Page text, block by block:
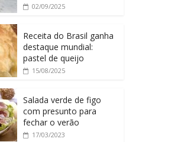
02/09/2025
Receita do Brasil ganha
destaque mundial:
pastel de queijo
15/08/2025
Salada verde de figo
com presunto para
fechar o verão
17/03/2023